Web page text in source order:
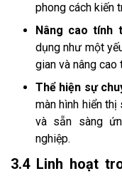
phong cách kiến
Nâng cao tính
dụng như một
gian và nâng cao
Thể hiện sự
màn hình hiển
và sẵn sàng
nghiệp.
3.4 Linh hoạt